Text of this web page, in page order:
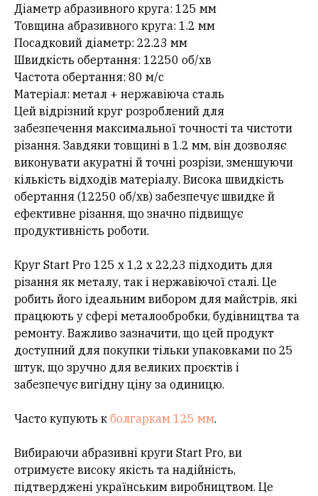
Діаметр абразивного круга: 125 мм
Товщина абразивного круга: 1.2 мм
Посадковий діаметр: 22.23 мм
Швидкість обертання: 12250 об/хв
Частота обертання: 80 м/с
Матеріал: метал + нержавіюча сталь
Цей відрізний круг розроблений для
забезпечення максимальної точності та чистоти
різання. Завдяки товщині в 1.2 мм, він дозволяє
виконувати акуратні й точні розрізи, зменшуючи
кількість відходів матеріалу. Висока швидкість
обертання (12250 об/хв) забезпечує швидке й
ефективне різання, що значно підвищує
продуктивність роботи.
Круг Start Pro 125 x 1,2 x 22,23 підходить для
різання як металу, так і нержавіючої сталі. Це
робить його ідеальним вибором для майстрів, які
працюють у сфері металообробки, будівництва та
ремонту. Важливо зазначити, що цей продукт
доступний для покупки тільки упаковками по 25
штук, що зручно для великих проєктів і
забезпечує вигідну ціну за одиницю.
Часто купують к болгаркам 125 мм.
Вибираючи абразивні круги Start Pro, ви
отримуєте високу якість та надійність,
підтверджені українським виробництвом. Це